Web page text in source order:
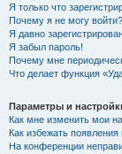
Я только что
Почему я не могу войти?
Я давно
Я забыл пароль!
Почему мне
Что делает функция
Параметры и
Как мне изменить мои
Как избежать
На конференции